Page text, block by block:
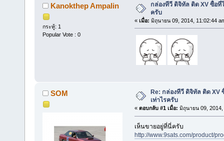
Kanokthep Ampalin
กระทู้: 1
Popular Vote : 0
กล่องทีวี ดิจิทัล ติด XV ซื้อที่
ครับ
« เมื่อ: มิถุนายน 09, 2014, 11:02:44
SOM
Re: กล่องทีวี ดิจิทัล ติด XV
เท่าไรครับ
« ตอบกลับ #1 เมื่อ: มิถุนายน 09, 2014,
เห็นขายอยู่ที่นี่ครับ
http://www.9sats.com/product/